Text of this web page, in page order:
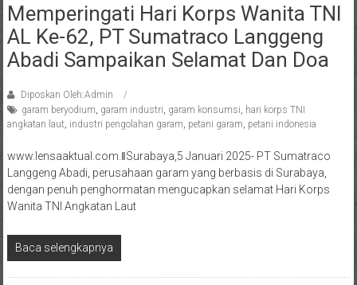
Memperingati Hari Korps Wanita TNI
AL Ke-62, PT Sumatraco Langgeng
Abadi Sampaikan Selamat Dan Doa
Diposkan Oleh:Admin
garam beryodium garam industri garam konsumsi hari korps TNI
angkatan laut industri pengolahan garam petani garam petani indonesia
www.lensaaktual.com.ǁSurabaya,5 Januari 2025- PT Sumatraco
Langgeng Abadi, perusahaan garam yang berbasis di Surabaya,
dengan penuh penghormatan mengucapkan selamat Hari Korps
Wanita TNI Angkatan Laut
Baca selengkapnya